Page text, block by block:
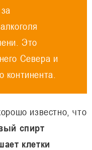
Это
Севера и
континента.
известно, что
спирт
клетки